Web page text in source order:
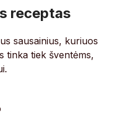
receptas
sausainius, kuriuos
tinka tiek šventėms,